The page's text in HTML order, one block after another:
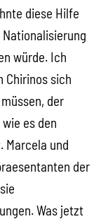
diese Hilfe
würde. Ich
Chirinos sich
der
es den
Marcela und
der
Was jetzt